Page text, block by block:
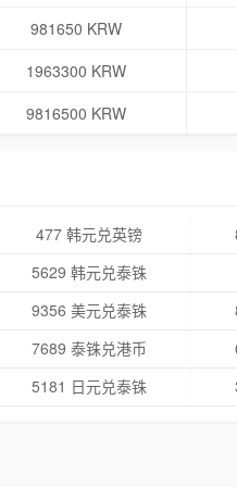
981650 KRW
1963300 KRW
9816500 KRW
477 韩元兑英镑
5629 韩元兑泰铢
9356 美元兑泰铢
7689 泰铢兑港币
5181 日元兑泰铢